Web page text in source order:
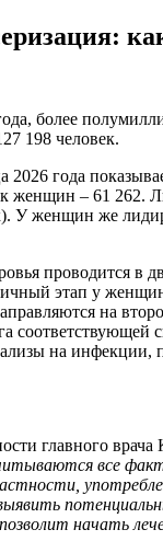
более
198 человек.
2026 года
женщин – 61 262.
У женщин же
проводится
этап у женщин
на
на
главного
все
начать